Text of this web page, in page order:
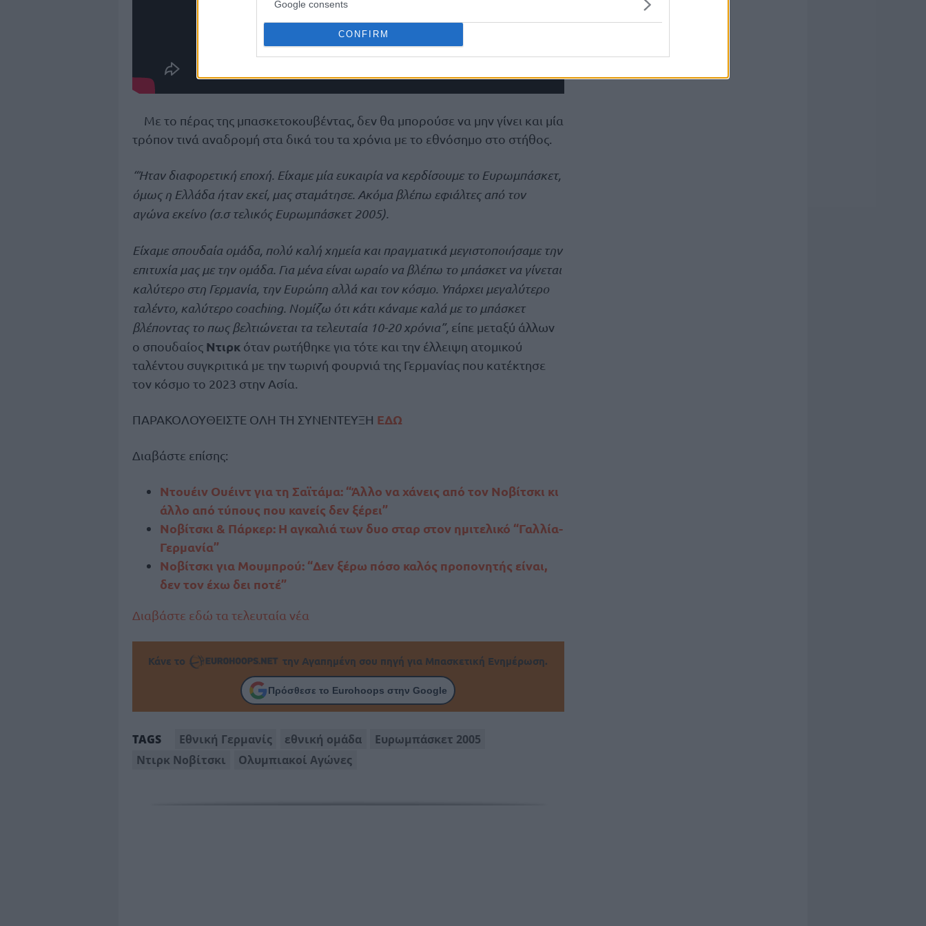
Google consents
CONFIRM
Με το πέρας της μπασκετοκουβέντας, δεν θα μπορούσε να μην γίνει και μία
τρόπον τινά αναδρομή στα δικά του τα χρόνια με το εθνόσημο στο στήθος.
“Ήταν διαφορετική εποχή. Είχαμε μία ευκαιρία να κερδίσουμε το Ευρωμπάσκετ,
όμως η Ελλάδα ήταν εκεί, μας σταμάτησε. Ακόμα βλέπω εφιάλτες από τον
αγώνα εκείνο (σ.σ τελικός Ευρωμπάσκετ 2005).
Είχαμε σπουδαία ομάδα, πολύ καλή χημεία και πραγματικά μεγιστοποιήσαμε την
επιτυχία μας με την ομάδα. Για μένα είναι ωραίο να βλέπω το μπάσκετ να γίνεται
καλύτερο στη Γερμανία, την Ευρώπη αλλά και τον κόσμο. Υπάρχει μεγαλύτερο
ταλέντο, καλύτερο coaching. Νομίζω ότι κάτι κάναμε καλά με το μπάσκετ
βλέποντας το πως βελτιώνεται τα τελευταία 10-20 χρόνια”, είπε μεταξύ άλλων
ο σπουδαίος Ντιρκ όταν ρωτήθηκε για τότε και την έλλειψη ατομικού
ταλέντου συγκριτικά με την τωρινή φουρνιά της Γερμανίας που κατέκτησε
τον κόσμο το 2023 στην Ασία.
ΠΑΡΑΚΟΛΟΥΘΕΙΣΤΕ ΟΛΗ ΤΗ ΣΥΝΕΝΤΕΥΞΗ ΕΔΩ
Διαβάστε επίσης:
Ντουέιν Ουέιντ για τη Σαϊτάμα: “Άλλο να χάνεις από τον Νοβίτσκι κι
άλλο από τύπους που κανείς δεν ξέρει”
Νοβίτσκι & Πάρκερ: Η αγκαλιά των δυο σταρ στον ημιτελικό “Γαλλία-
Γερμανία”
Νοβίτσκι για Μουμπρού: “Δεν ξέρω πόσο καλός προπονητής είναι,
δεν τον έχω δει ποτέ”
Διαβάστε εδώ τα τελευταία νέα
Κάνε το την Αγαπημένη σου πηγή για Μπασκετική Ενημέρωση.
Πρόσθεσε το Eurohoops στην Google
TAGS Εθνική Γερμανίς εθνική ομάδα
Ευρωμπάσκετ 2005
Ντιρκ Νοβίτσκι
Ολυμπιακοί Αγώνες